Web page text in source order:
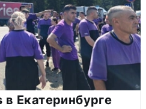
Екатеринбурге